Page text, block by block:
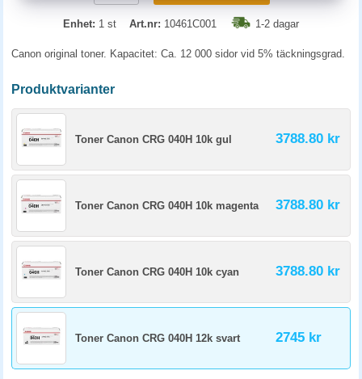
Enhet: 1 st Art.nr: 10461C001 1-2 dagar
Canon original toner. Kapacitet: Ca. 12 000 sidor vid 5% täckningsgrad.
Produktvarianter
Toner Canon CRG 040H 10k gul 3788.80 kr
Toner Canon CRG 040H 10k magenta 3788.80 kr
Toner Canon CRG 040H 10k cyan 3788.80 kr
Toner Canon CRG 040H 12k svart 2745 kr